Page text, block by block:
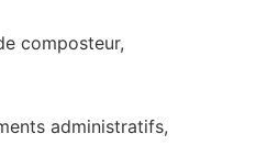
composteur,
administratifs,